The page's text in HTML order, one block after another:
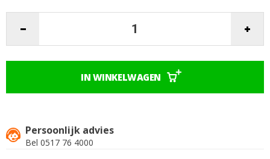
IN WINKELWAGEN
Persoonlijk advies
Bel 0517 76 4000